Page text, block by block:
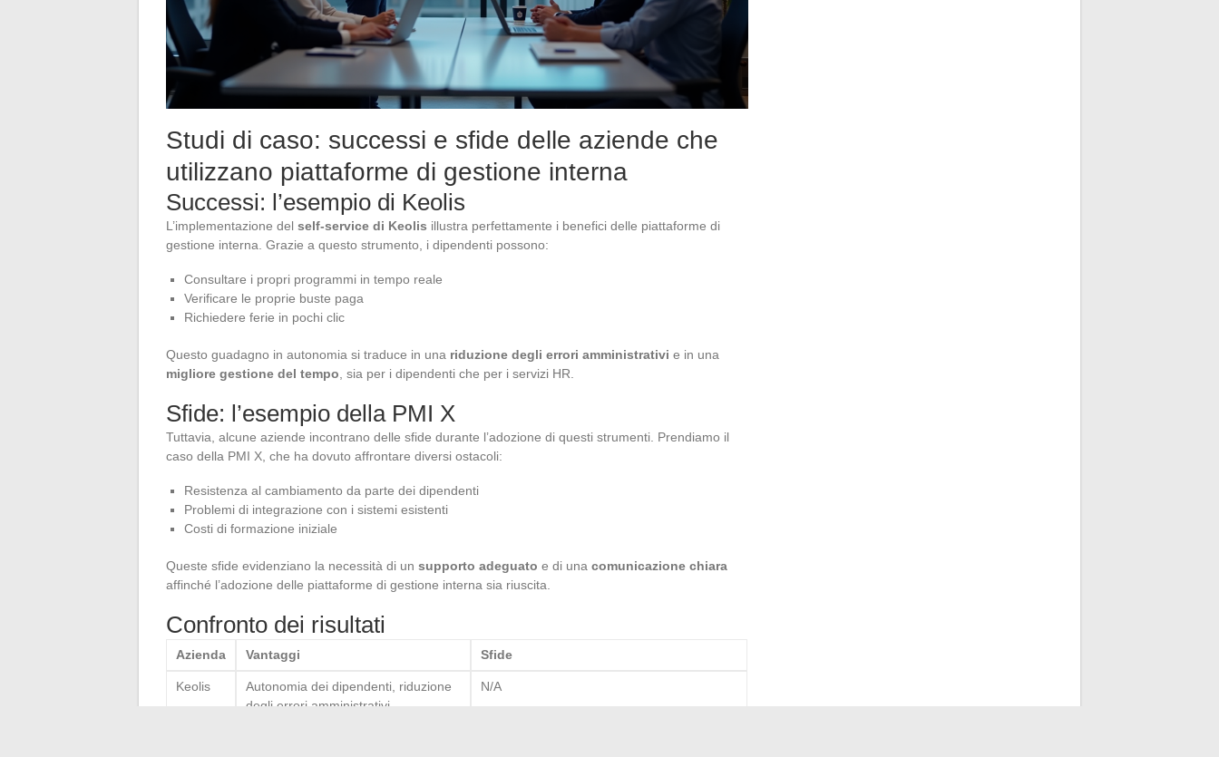
Studi di caso: successi e sfide delle aziende che
utilizzano piattaforme di gestione interna
Successi: l’esempio di Keolis
L’implementazione del self-service di Keolis illustra perfettamente i benefici delle piattaforme di
gestione interna. Grazie a questo strumento, i dipendenti possono:
Consultare i propri programmi in tempo reale
Verificare le proprie buste paga
Richiedere ferie in pochi clic
Questo guadagno in autonomia si traduce in una riduzione degli errori amministrativi e in una
migliore gestione del tempo , sia per i dipendenti che per i servizi HR.
Sfide: l’esempio della PMI X
Tuttavia, alcune aziende incontrano delle sfide durante l’adozione di questi strumenti. Prendiamo il
caso della PMI X, che ha dovuto affrontare diversi ostacoli:
Resistenza al cambiamento da parte dei dipendenti
Problemi di integrazione con i sistemi esistenti
Costi di formazione iniziale
Queste sfide evidenziano la necessità di un supporto adeguato e di una comunicazione chiara
affinché l’adozione delle piattaforme di gestione interna sia riuscita.
Confronto dei risultati
Azienda Vantaggi Sfide
Keolis
Autonomia dei dipendenti, riduzione
degli errori amministrativi
N/A